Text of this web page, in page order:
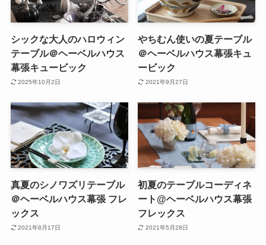
シックな大人のハロウィン
テーブル＠ヘーベルハウス
幕張キュービック
2025年10月2日
やちむん使いの夏テーブル
＠ヘーベルハウス幕張キュ
ービック
2021年9月27日
真夏のシノワズリテーブル
＠ヘーベルハウス幕張 フレ
ックス
2021年8月17日
初夏のテーブルコーディネ
ート@ヘーベルハウス幕張
フレックス
2021年5月28日